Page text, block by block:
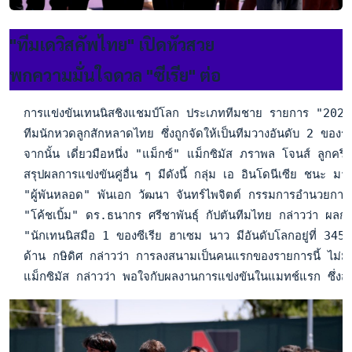
"ทีมเดวิสคัพไทย" เปิดหัวสวย
พกความมั่นใจดวล "ซีเรีย" ต่อ
การแข่งขันเทนนิสชิงแชมป์โลก ประเภททีมชาย รายการ
ทีมนักหวดลูกสักหลาดไทย ซึ่งถูกจัดให้เป็นทีมวางอันดับ 2 ของ
จากนั้น เดี่ยวมือหนึ่ง "แม็กซ์" แม็กซิมัส ภราพล โจนส์ ลูกครึ่
สรุปผลการแข่งขันคู่อื่น ๆ มีดังนี้ กลุ่ม เอ อินโดนีเซีย ชนะ ม
"ผู้พันหลอด" พันเอก วัฒนา จันทร์ไพจิตต์ กรรมการอำนวยกา
"โค้ชเบิ้ม" ดร.ธนากร ศรีชาพันธุ์ กัปตันทีมไทย กล่าวว่า ผล
"นักเทนนิสมือ 1 ของซีเรีย ฮาเซม นาว มีอันดับโลกอยู่ที่ 345
ด้าน กษิดิศ กล่าวว่า การลงสนามเป็นคนแรกของรายการนี้ ไ
แม็กซิมัส กล่าวว่า พอใจกับผลงานการแข่งขันในแมทช์แรก ซึ่ง